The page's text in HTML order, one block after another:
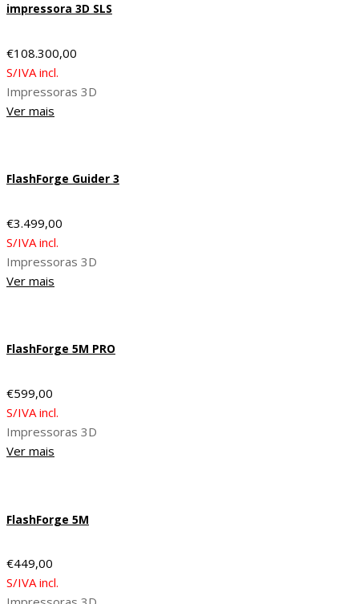
impressora 3D SLS
€108.300,00
S/IVA incl.
Impressoras 3D
Ver mais
FlashForge Guider 3
€3.499,00
S/IVA incl.
Impressoras 3D
Ver mais
FlashForge 5M PRO
€599,00
S/IVA incl.
Impressoras 3D
Ver mais
FlashForge 5M
€449,00
S/IVA incl.